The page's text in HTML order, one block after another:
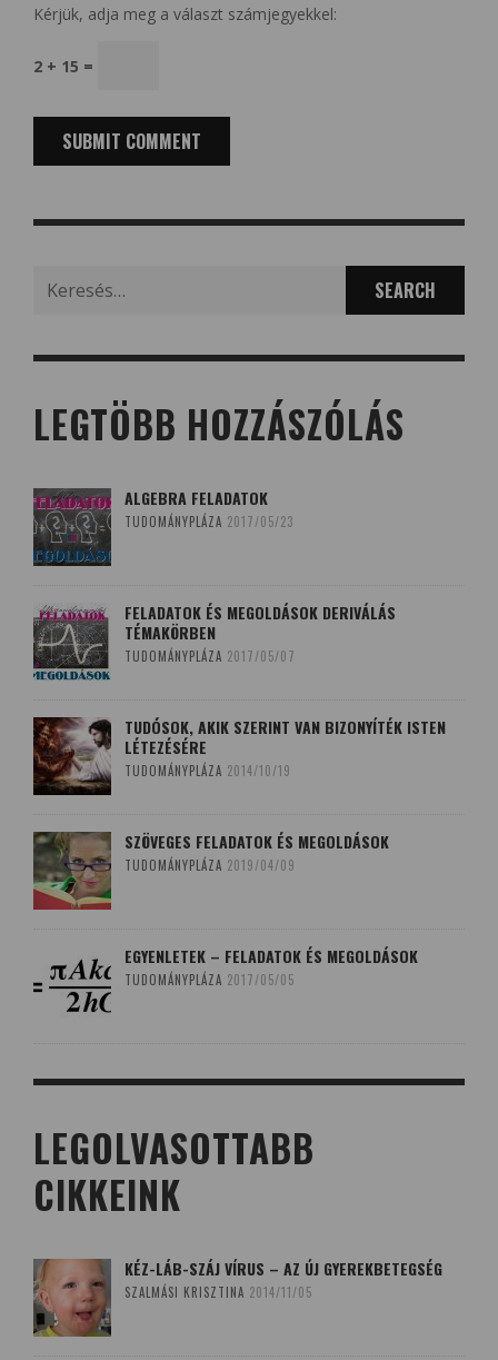
Kérjük, adja meg a választ számjegyekkel:
2 + 15 =
for:
LEGTÖBB HOZZÁSZÓLÁS
ALGEBRA FELADATOK
TUDOMÁNYPLÁZA 2017/05/23
FELADATOK ÉS MEGOLDÁSOK DERIVÁLÁS
TÉMAKÖRBEN
TUDOMÁNYPLÁZA 2017/05/07
TUDÓSOK, AKIK SZERINT VAN BIZONYÍTÉK ISTEN
LÉTEZÉSÉRE
TUDOMÁNYPLÁZA 2014/10/19
SZÖVEGES FELADATOK ÉS MEGOLDÁSOK
TUDOMÁNYPLÁZA 2019/04/09
EGYENLETEK – FELADATOK ÉS MEGOLDÁSOK
TUDOMÁNYPLÁZA 2017/05/05
LEGOLVASOTTABB
CIKKEINK
KÉZ-LÁB-SZÁJ VÍRUS – AZ ÚJ GYEREKBETEGSÉG
SZALMÁSI KRISZTINA 2014/11/05